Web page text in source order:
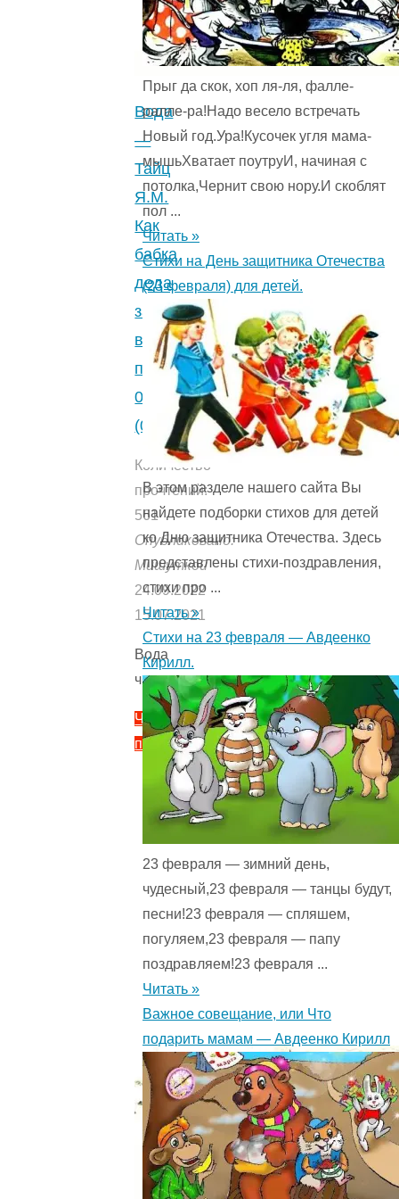
Тайц
Я.М.
Сказка
про
стенные
часы
мальчика
Петю.
0
(0)"
Вода
—
Тайц
Я.М.
Как
бабка
деда
за
водой
посылала.
0
(0)
Количество
прочтений:
561
Опубликовано:
Мишуткой
24.09.2022
15.07.2021
Вода
читать
Читать
полностью
"Вода
Тайц
Я.М.
Как
бабка
деда
за
водой
посылала.
(0)"
Прыг да скок, хоп ля-ля, фалле-
ралле-ра!Надо весело встречать
Новый год.Ура!Кусочек угля мама-
мышьХватает поутруИ, начиная с
потолка,Чернит свою нору.И скоблят
пол ...
Читать »
Стихи на День защитника Отечества
(23 февраля) для детей.
В этом разделе нашего сайта Вы
найдете подборки стихов для детей
ко Дню защитника Отечества. Здесь
представлены стихи-поздравления,
стихи про ...
Читать »
Стихи на 23 февраля — Авдеенко
Кирилл.
23 февраля — зимний день,
чудесный,23 февраля — танцы будут,
песни!23 февраля — спляшем,
погуляем,23 февраля — папу
поздравляем!23 февраля ...
Читать »
Важное совещание, или Что
подарить мамам — Авдеенко Кирилл